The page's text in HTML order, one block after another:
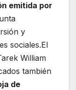
emitida por
y
sociales.El
William
también
de